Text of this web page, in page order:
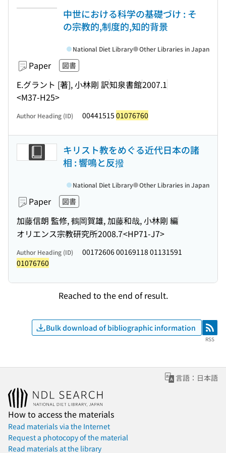
中世における科学の基礎づけ : そ
の宗教的,制度的,知的背景
Paper 図書
E.グラント [著], 小林剛 訳知泉書館2007.1
<M37-H25>
National Diet Library Other Libraries in Japan
Author Heading (ID) 00441515 01076760
キリスト教をめぐる近代日本の諸
相 : 響鳴と反撥
Paper 図書
加藤信朗 監修, 鶴岡賀雄, 加藤和哉, 小林剛 編
オリエンス宗教研究所2008.7<HP71-J7>
National Diet Library Other Libraries in Japan
Author Heading (ID)
00172606 00169118 01131591
01076760
Reached to the end of result.
Bulk download of bibliographic information RSS
RSS
言語：日本語
How to access the materials
Read materials via the Internet
Request a photocopy of the material
Read materials at the library